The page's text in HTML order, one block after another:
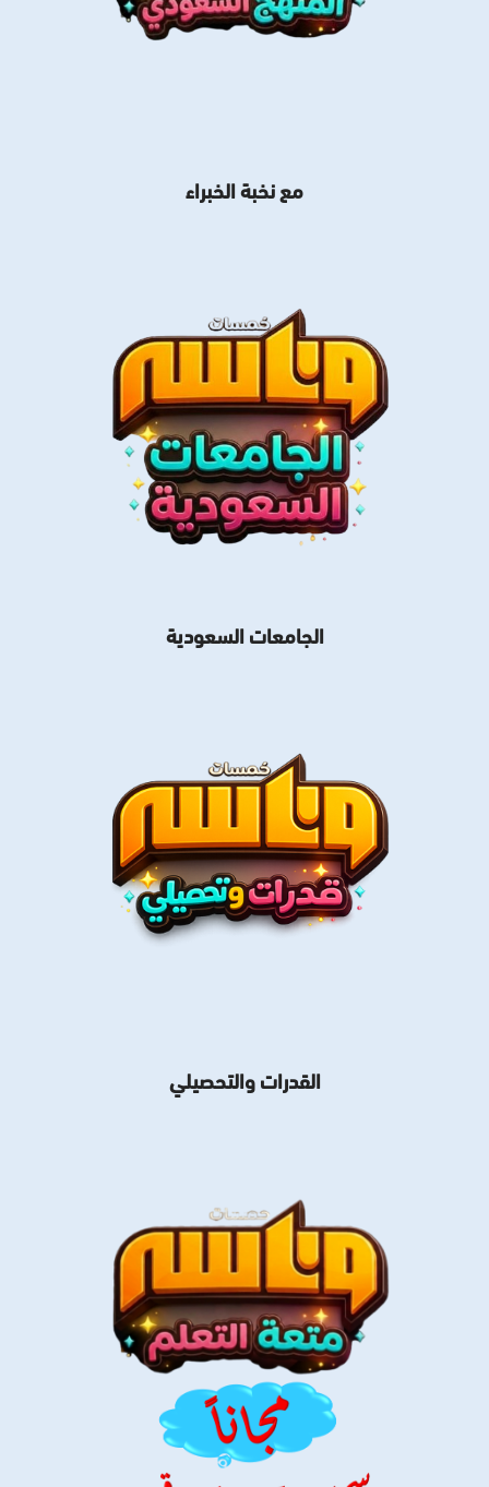
مع نخبة الخبراء
الجامعات السعودية
القدرات والتحصيلي